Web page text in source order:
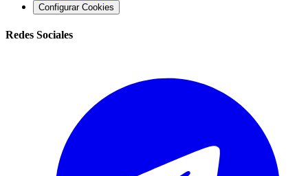
Configurar Cookies
Redes Sociales